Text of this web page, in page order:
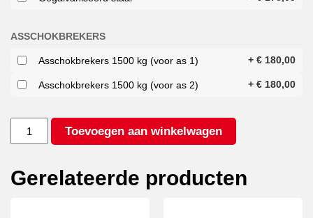
ASSCHOKBREKERS
Asschokbrekers 1500 kg (voor as 1) + € 180,00
Asschokbrekers 1500 kg (voor as 2) + € 180,00
TERRAX
294X150
Toevoegen aan winkelwagen
Gerelateerde producten